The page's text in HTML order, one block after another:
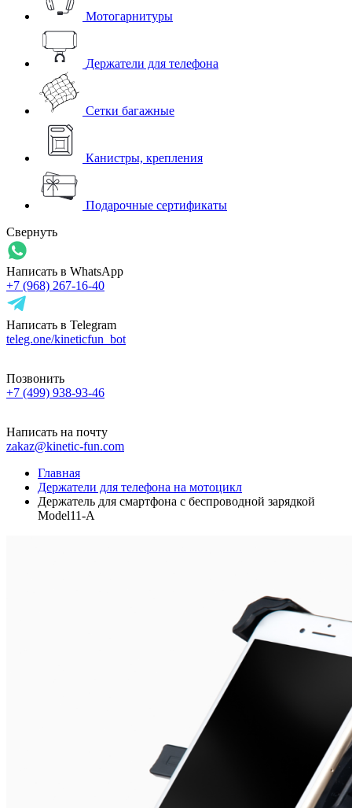
Мотогарнитуры
Держатели для телефона
Сетки багажные
Канистры, крепления
Подарочные сертификаты
Свернуть
Написать в WhatsApp
+7 (968) 267-16-40
Написать в Telegram
teleg.one/kineticfun_bot
Позвонить
+7 (499) 938-93-46
Написать на почту
zakaz@kinetic-fun.com
Главная
Держатели для телефона на мотоцикл
Держатель для смартфона с беспроводной зарядкой
Model11-A